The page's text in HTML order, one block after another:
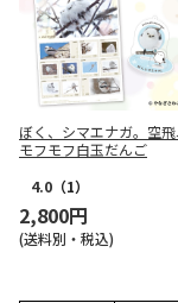
ぼく、シマエナガ。空
モフモフ白玉だんご
4.0 （1）
2,800円
(送料別・税込)